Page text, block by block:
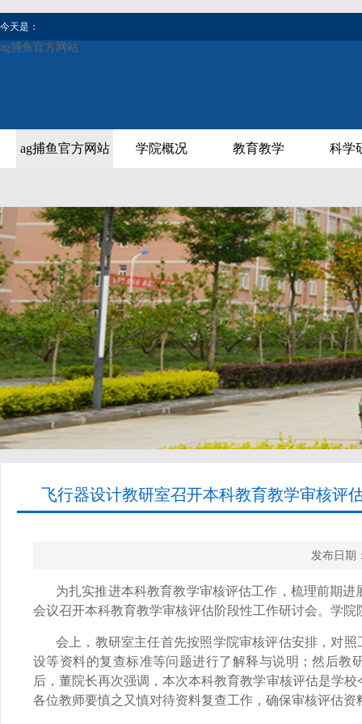
今天是：
ag捕鱼官方网站
ag捕鱼官方网站 学院概况 教育教学 科学
飞行器设计教研室召开本科教育教学审核评
发布日
为扎实推进本科教育教学审核评估工作，梳理前期
会议召开本科教育教学审核评估阶段性工作研讨会。学
会上，教研室主任首先按照学院审核评估安排，对
设等资料的复查标准等问题进行了解释与说明；然后教
后，董院长再次强调，本次本科教育教学审核评估是学
各位教师要慎之又慎对待资料复查工作，确保审核评估资